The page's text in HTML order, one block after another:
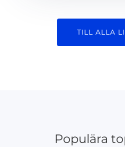
TILL ALLA
Populära